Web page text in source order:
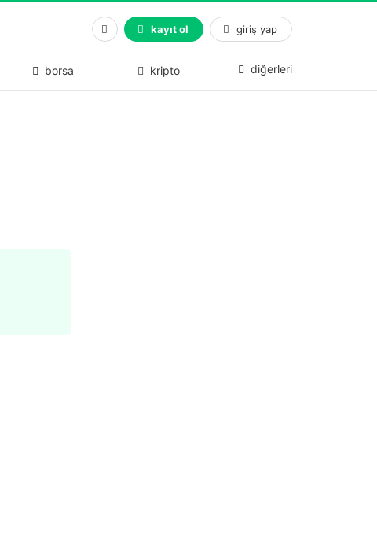
kayıt ol giriş yap
borsa kripto diğerleri